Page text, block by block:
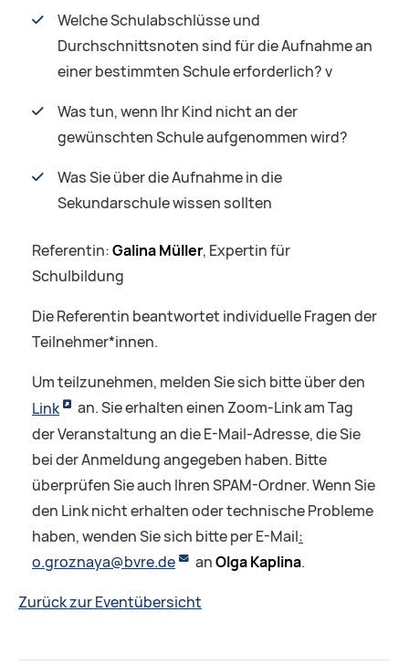
Welche Schulabschlüsse und
Durchschnittsnoten sind für die Aufnahme an
einer bestimmten Schule erforderlich? v
Was tun, wenn Ihr Kind nicht an der
gewünschten Schule aufgenommen wird?
Was Sie über die Aufnahme in die
Sekundarschule wissen sollten
Referentin:Galina Müller, Expertin für
Schulbildung
Die Referentin beantwortet individuelle Fragen der
Teilnehmer*innen.
Um teilzunehmen, melden Sie sich bitte über den
Link
an. Sie erhalten einen Zoom-Link am Tag
der Veranstaltung an die E-Mail-Adresse, die Sie
bei der Anmeldung angegeben haben. Bitte
überprüfen Sie auch Ihren SPAM-Ordner. Wenn Sie
den Link nicht erhalten oder technische Probleme
haben, wenden Sie sich bitte perE-Mail:
o.groznaya@bvre.de
anOlga Kaplina.
Zurück zur Eventübersicht